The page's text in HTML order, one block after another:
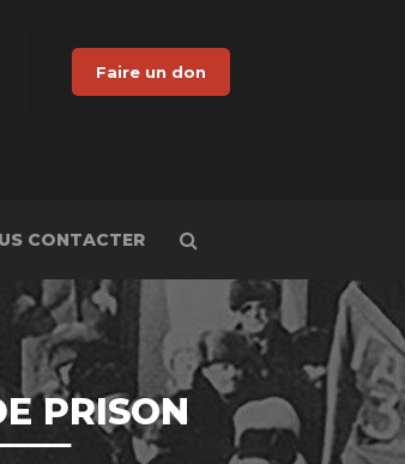
Faire un don
CONTACTER
PRISON